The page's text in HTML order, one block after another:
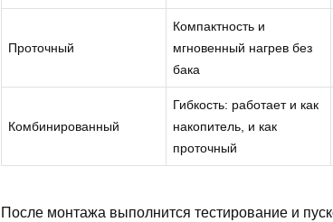
Проточный
Компактность и
мгновенный нагрев без
бака
Комбинированный
Гибкость: работает и как
накопитель, и как
проточный
После монтажа выполнится тестирование и